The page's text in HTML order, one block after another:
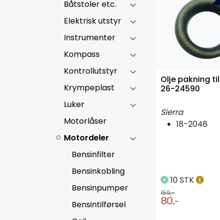
Båtstoler etc.
Elektrisk utstyr
Instrumenter
Kompass
Kontrollutstyr
Krympeplast
Luker
Motorlåser
Motordeler
Bensinfilter
Bensinkobling
Bensinpumper
Bensintilførsel
Olje pakning til
26-24590
Sierra
18-2048
10 STK
159,-
80,-